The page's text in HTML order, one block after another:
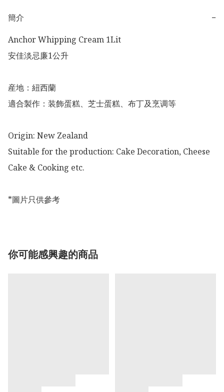
簡介
−
Anchor Whipping Cream 1Lit
安佳淡忌廉1公升
産地：紐西蘭
適合製作：装飾蛋糕、芝士蛋糕、布丁及烹调等
Origin: New Zealand
Suitable for the production: Cake Decoration, Cheese
Cake & Cooking etc.
*圖片只供參考
你可能感興趣的商品